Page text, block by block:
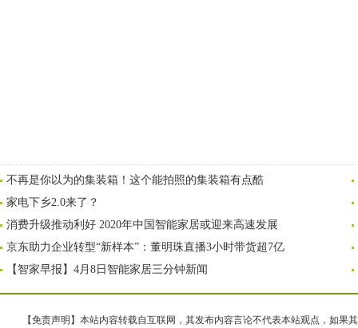
不再是你以为的集装箱！这个能拍照的集装箱有点酷
家电下乡2.0来了？
消费升级推动利好 2020年中国智能家居或迎来高速发展
京东助力企业转型“新样本”：董明珠直播3小时带货超7亿
【智家早报】4月8日智能家居三分钟新闻
【免责声明】本站内容转载自互联网，其发布内容言论不代表本站观点，如果